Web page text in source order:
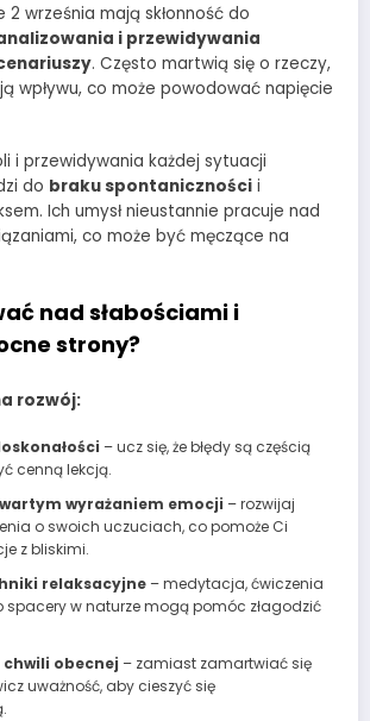
2 września mają skłonność do
i przewidywania
. Często martwią się o rzeczy,
wpływu, co może powodować napięcie
i przewidywania każdej sytuacji
do braku spontaniczności i
Ich umysł nieustannie pracuje nad
co może być męczące na
nad słabościami i
strony?
rozwój:
– ucz się, że błędy są częścią
cenną lekcją.
wyrażaniem emocji – rozwijaj
o swoich uczuciach, co pomoże Ci
z bliskimi.
relaksacyjne– medytacja, ćwiczenia
spacery w naturze mogą pomóc złagodzić
chwili obecnej – zamiast zamartwiać się
uważność, aby cieszyć się